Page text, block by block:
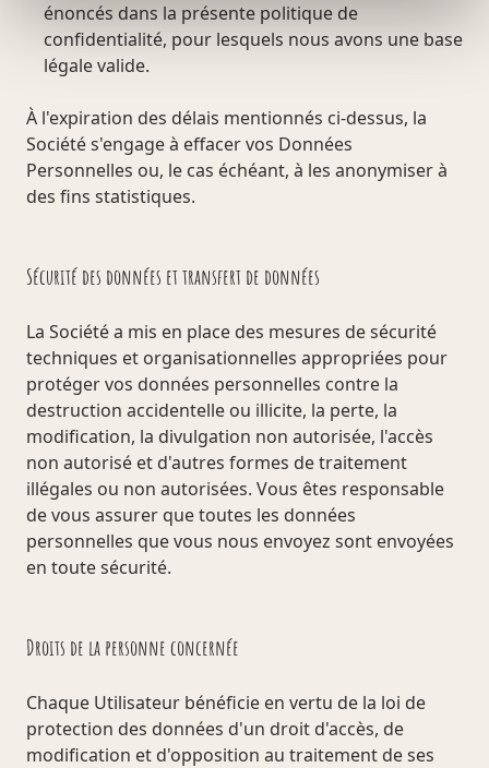
énoncés dans la présente politique de
confidentialité, pour lesquels nous avons une base
légale valide.
À l'expiration des délais mentionnés ci-dessus, la
Société s'engage à effacer vos Données
Personnelles ou, le cas échéant, à les anonymiser à
des fins statistiques.
Sécurité des données et transfert de données
La Société a mis en place des mesures de sécurité
techniques et organisationnelles appropriées pour
protéger vos données personnelles contre la
destruction accidentelle ou illicite, la perte, la
modification, la divulgation non autorisée, l'accès
non autorisé et d'autres formes de traitement
illégales ou non autorisées. Vous êtes responsable
de vous assurer que toutes les données
personnelles que vous nous envoyez sont envoyées
en toute sécurité.
Droits de la personne concernée
Chaque Utilisateur bénéficie en vertu de la loi de
protection des données d'un droit d'accès, de
modification et d'opposition au traitement de ses